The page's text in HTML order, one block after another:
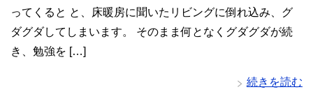
ってくると と、床暖房に聞いたリビングに倒れ込み、グ
ダグダしてしまいます。 そのまま何となくグダグダが続
き、勉強を […]
続きを読む